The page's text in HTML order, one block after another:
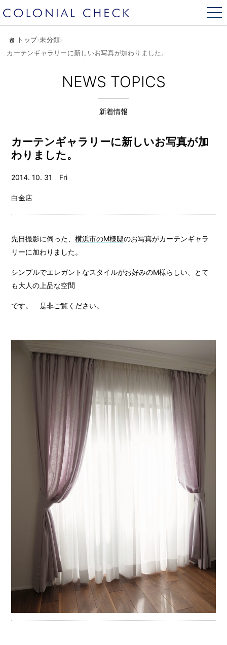
トップ›未分類›
カーテンギャラリーに新しいお写真が加わりました。
NEWS TOPICS
新着情報
カーテンギャラリーに新しいお写真が加
わりました。
2014. 10. 31 Fri
白金店
先日撮影に伺った、横浜市のM様邸のお写真がカーテンギャラ
リーに加わりました。
シンプルでエレガントなスタイルがお好みのM様らしい、とて
も大人の上品な空間
です。 是非ご覧ください。